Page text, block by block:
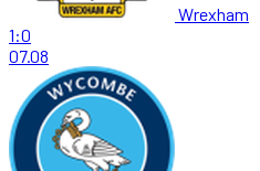
Wrexham
1:0
07.08